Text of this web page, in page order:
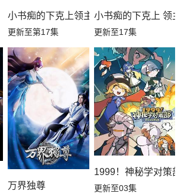
第02集 第01集
小书痴的下克上领主的养女
更新至第17集
小书痴的下克上 领
更新至17集
万界独尊
1999！神秘学对策
更新至03集